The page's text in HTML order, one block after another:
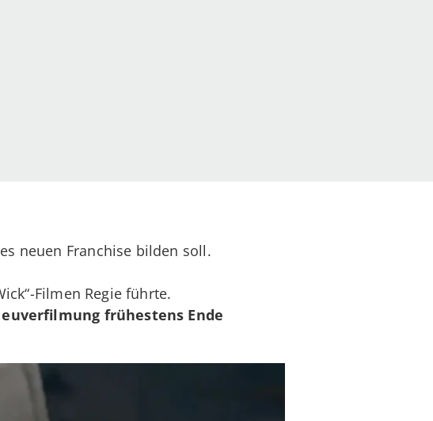
neuen Franchise bilden soll.
Filmen Regie führte.
frühestens Ende